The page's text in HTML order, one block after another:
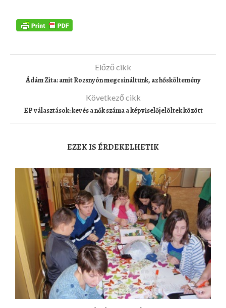
Előző cikk
Ádám Zita: amit Rozsnyón megcsináltunk, az hősköltemény
Következő cikk
EP választások: kevés a nők száma a képviselőjelöltek között
EZEK IS ÉRDEKELHETIK